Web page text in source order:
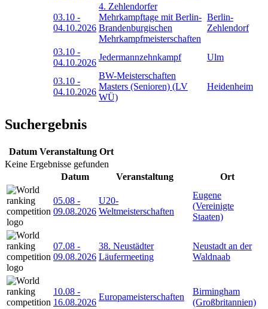
03.10 -
04.10.2026
4. Zehlendorfer
Mehrkampftage mit Berlin-
Brandenburgischen
Mehrkampfmeisterschaften
Berlin-
Zehlendorf
03.10 -
04.10.2026
Jedermannzehnkampf Ulm
03.10 -
04.10.2026
BW-Meisterschaften
Masters (Senioren) (LV
WÜ)
Heidenheim
Suchergebnis
Datum Veranstaltung Ort
Keine Ergebnisse gefunden
Datum
Veranstaltung Ort
05.08 -
09.08.2026
U20-
Weltmeisterschaften
Eugene
(Vereinigte
Staaten)
07.08 -
09.08.2026
38. Neustädter
Läufermeeting
Neustadt an der
Waldnaab
10.08 -
16.08.2026
Europameisterschaften
Birmingham
(Großbritannien)